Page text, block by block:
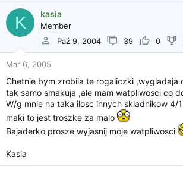
K kasia
Member
Paź 9, 2004
39 0
Mar 6, 2005
Chetnie bym zrobila te rogaliczki ,wygladaja
tak samo smakuja ,ale mam watpliwosci co
W/g mnie na taka ilosc innych skladnikow 4/
maki to jest troszke za malo
Bajaderko prosze wyjasnij moje watpliwosci
Kasia